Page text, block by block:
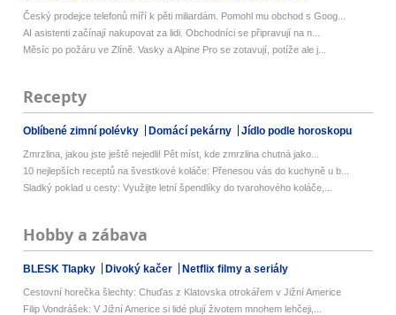
Český prodejce telefonů míří k pěti miliardám. Pomohl mu obchod s Goog...
AI asistenti začínají nakupovat za lidi. Obchodníci se připravují na n...
Měsíc po požáru ve Zlíně. Vasky a Alpine Pro se zotavují, potíže ale j...
Recepty
Oblíbené zimní polévky Domácí pekárny Jídlo podle horoskopu
Zmrzlina, jakou jste ještě nejedli! Pět míst, kde zmrzlina chutná jako...
10 nejlepších receptů na švestkové koláče: Přenesou vás do kuchyně u b...
Sladký poklad u cesty: Využijte letní špendlíky do tvarohového koláče,...
Hobby a zábava
BLESK Tlapky Divoký kačer Netflix filmy a seriály
Cestovní horečka šlechty: Chuďas z Klatovska otrokářem v Jižní Americe
Filip Vondrášek: V Jižní Americe si lidé plují životem mnohem lehčeji,...